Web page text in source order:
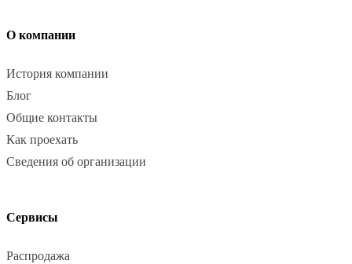
О компании
История компании
Блог
Общие контакты
Как проехать
Сведения об организации
Сервисы
Распродажа